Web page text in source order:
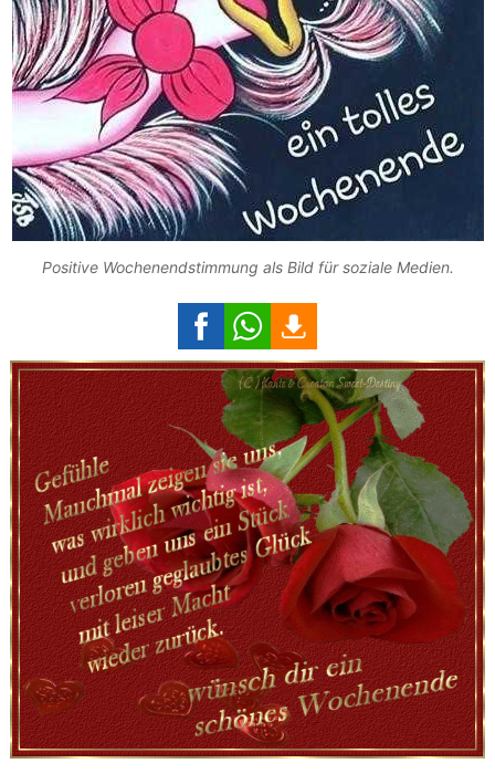
Positive Wochenendstimmung als Bild für soziale Medien.